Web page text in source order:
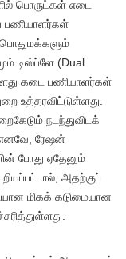
பொருட்கள் எடை
பணியாளர்கள்
பொதுமக்களும்
டிஸ்ப்ளே (Dual
கடை பணியாளர்கள்
உத்தரவிட்டுள்ளது.
நடந்துவிடக்
எனவே, ரேஷன்
போது ஏதேனும்
அதற்குப்
மிகக் கடுமையான